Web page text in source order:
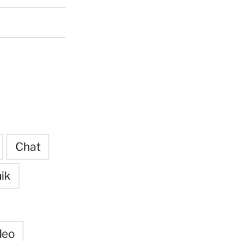
Chat